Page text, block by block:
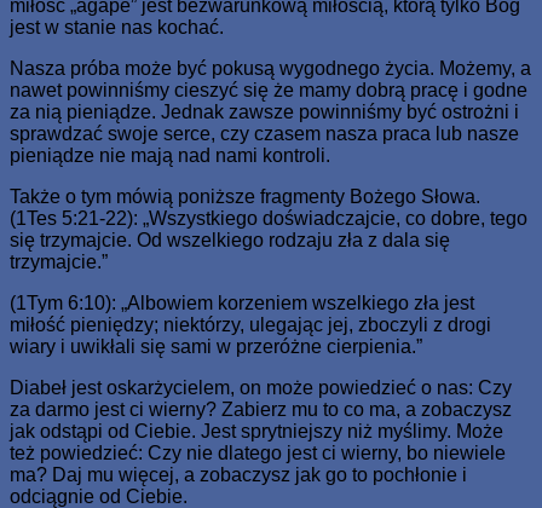
miłość „agape” jest bezwarunkową miłością, którą tylko Bóg
jest w stanie nas kochać.
Nasza próba może być pokusą wygodnego życia. Możemy, a
nawet powinniśmy cieszyć się że mamy dobrą pracę i godne
za nią pieniądze. Jednak zawsze powinniśmy być ostrożni i
sprawdzać swoje serce, czy czasem nasza praca lub nasze
pieniądze nie mają nad nami kontroli.
Także o tym mówią poniższe fragmenty Bożego Słowa.
(1Tes 5:21-22): „Wszystkiego doświadczajcie, co dobre, tego
się trzymajcie. Od wszelkiego rodzaju zła z dala się
trzymajcie.”
(1Tym 6:10): „Albowiem korzeniem wszelkiego zła jest
miłość pieniędzy; niektórzy, ulegając jej, zboczyli z drogi
wiary i uwikłali się sami w przeróżne cierpienia.”
Diabeł jest oskarżycielem, on może powiedzieć o nas: Czy
za darmo jest ci wierny? Zabierz mu to co ma, a zobaczysz
jak odstąpi od Ciebie. Jest sprytniejszy niż myślimy. Może
też powiedzieć: Czy nie dlatego jest ci wierny, bo niewiele
ma? Daj mu więcej, a zobaczysz jak go to pochłonie i
odciągnie od Ciebie.